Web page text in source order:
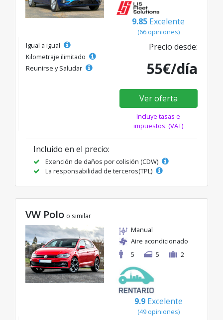
9.85 Excelente
(66 opiniones)
Igual a igual
Kilometraje ilimitado
Reunirse y Saludar
Precio desde:
55€/día
Ver oferta
Incluye tasas e
impuestos. (VAT)
Incluido en el precio:
Exención de daños por colisión (CDW)
La responsabilidad de terceros(TPL)
VW Polo o similar
Manual
Aire acondicionado
5
5 2
9.9 Excelente
(49 opiniones)